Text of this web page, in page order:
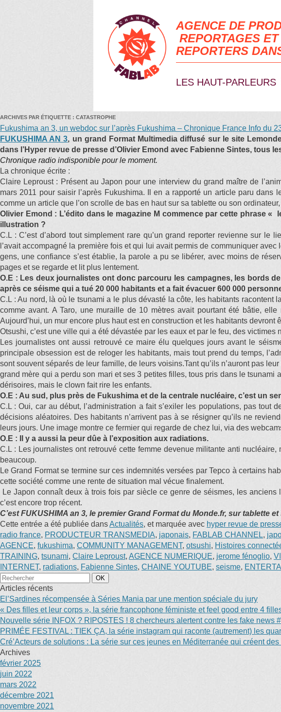
AGENCE DE
REPORTAGES
REPORTERS
LES HAUT-PARLEURS
ARCHIVES PAR ÉTIQUETTE : CATASTROPHE
Fukushima an 3, un webdoc sur l’après Fukushima – Chronique France Info du
FUKUSHIMA AN 3, un grand Format Multimedia diffusé sur le site
dans l’Hyper revue de presse d’Olivier Emond avec Fabienne Sintes, tous
Chronique radio indisponible pour le moment.
La chronique écrite :
Claire Leproust : Présent au Japon pour une interview du grand maître de
mars 2011 pour saisir l’après Fukushima. Il en a rapporté un article paru
comme un article que l’on scrolle de bas en haut sur sa tablette ou son
Olivier Emond : L’édito dans le magazine M commence par cette phrase
illustration ?
C.L : C’est d’abord tout simplement rare qu’un grand reporter revienne sur
l’avait accompagné la première fois et qui lui avait permis de communiquer
gens, une confiance s’est établie, la parole a pu se libérer, avec moins de
pages et se regarde et lit plus lentement.
O.E : Les deux journalistes ont donc parcouru les campagnes, les bords
après ce séisme qui a tué 20 000 habitants et a fait évacuer 600 000
C.L : Au nord, là où le tsunami a le plus dévasté la côte, les habitants
comme avant. A Taro, une muraille de 10 mètres avait pourtant été bâtie,
Aujourd’hui, un mur encore plus haut est en construction et les habitants devront
Otsushi, c’est une ville qui a été dévastée par les eaux et par le feu, des
Les journalistes ont aussi retrouvé ce maire élu quelques jours avant le
principale obsession est de reloger les habitants, mais tout prend du temps,
sont souvent séparés de leur famille, de leurs voisins.Tant qu’ils n’auront pas
grand mère qui a perdu son mari et ses 3 petites filles, tous pris dans le tsunami
dérisoires, mais le clown fait rire les enfants.
O.E : Au sud, plus près de Fukushima et de la centrale nucléaire, c’est un
C.L : Oui, car au début, l’administration a fait s’exiler les populations, pas tout
décisions aléatoires. Des habitants n’arrivent pas à se résigner qu’ils ne
leurs jours. Une image montre ce fermier qui regarde de chez lui, via des
O.E : Il y a aussi la peur dûe à l’exposition aux radiations.
C.L : Les journalistes ont retrouvé cette femme devenue militante anti
beaucoup.
Le Grand Format se termine sur ces indemnités versées par Tepco à certains
cette société comme une rente de situation mal vécue finalement.
Le Japon connaît deux à trois fois par siècle ce genre de séismes, les
c’est encore trop récent.
C’est FUKUSHIMA an 3, le premier Grand Format du Monde.fr, sur tablette
Cette entrée a été publiée dansActualités, et marquée avec hyper revue de
radio france, PRODUCTEUR TRANSMEDIA, japonais, FABLAB CHANNEL,
AGENCE, fukushima, COMMUNITY MANAGEMENT, otsushi, Histoires
TRAINING, tsunami, Claire Leproust, AGENCE NUMERIQUE, jerome fénoglio,
INTERNET, radiations, Fabienne Sintes, CHAINE YOUTUBE, seisme,
Articles récents
El’Sardines récompensée à Séries Mania par une mention spéciale du jury
« Des filles et leur corps », la série francophone féministe et feel good entre 4
Nouvelle série INFOX ? RIPOSTES ! 8 chercheurs alertent contre les fake news
PRIMÉE FESTIVAL : TIEK ÇA, la série instagram qui raconte (autrement) les
Cré’Acteurs de solutions : La série sur ces jeunes en Méditerranée qui créent
Archives
février 2025
juin 2022
mars 2022
décembre 2021
novembre 2021